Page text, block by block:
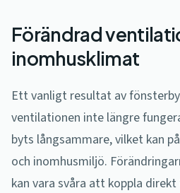
Förändrad
inomhusklimat
Ett vanligt resultat av
ventilationen inte längre
byts långsammare, vilket kan
och inomhusmiljö.
kan vara svåra att koppla